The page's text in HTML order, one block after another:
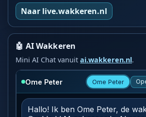
Naar live.wakkeren.nl
🤖 AI Wakkeren
Mini AI Chat vanuitai.wakkeren.nl.